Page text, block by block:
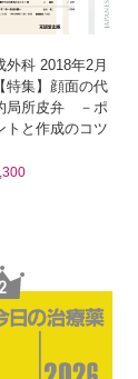
外科 2018年2月
特集】顔面の代
局所皮弁 －ポ
トと作成のコツ
2